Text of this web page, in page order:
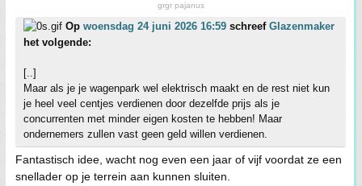
grgr pajanus
Op woensdag 24 juni 2026 16:59 schreef Glazenmaker
het volgende:
[..]
Maar als je je wagenpark wel elektrisch maakt en de rest niet kun
je heel veel centjes verdienen door dezelfde prijs als je
concurrenten met minder eigen kosten te hebben! Maar
ondernemers zullen vast geen geld willen verdienen.
Fantastisch idee, wacht nog even een jaar of vijf voordat ze een
snellader op je terrein aan kunnen sluiten.